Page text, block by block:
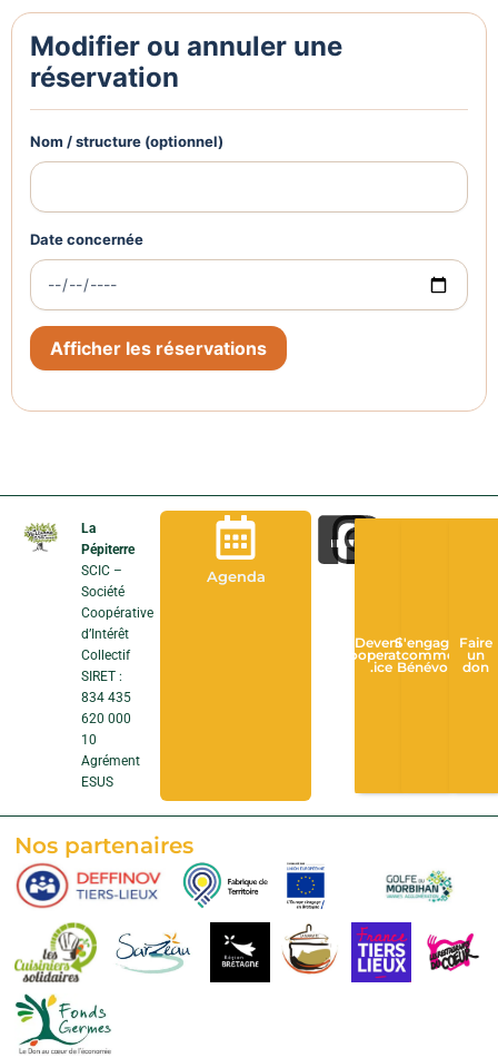
Modifier ou annuler une
réservation
Nom / structure (optionnel)
Date concernée
Afficher les réservations
La
Pépiterre
SCIC –
Société
Coopérative
d’Intérêt
Collectif
SIRET :
834 435
620 000
10
Agrément
ESUS
Agenda
Devenir
Cooperateur
.ice
S'engager
comme
Bénévole
Faire
un
don
Nos partenaires